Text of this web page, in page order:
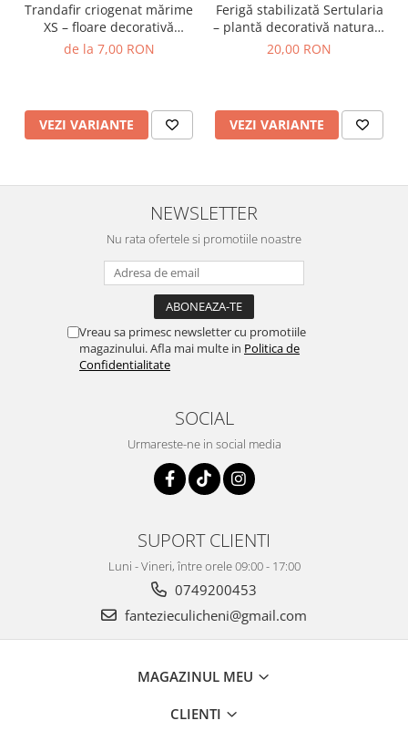
Trandafir criogenat mărime
XS – floare decorativă
naturală
de la 7,00 RON
VEZI VARIANTE
Ferigă stabilizată Sertularia
– plantă decorativă naturală
pentru tablouri și
20,00 RON
VEZI VARIANTE
NEWSLETTER
Nu rata ofertele si promotiile noastre
Vreau sa primesc newsletter cu promotiile
magazinului. Afla mai multe in Politica de
Confidentialitate
SOCIAL
Urmareste-ne in social media
SUPORT CLIENTI
Luni - Vineri, între orele 09:00 - 17:00
0749200453
fantezieculicheni@gmail.com
MAGAZINUL MEU
CLIENTI